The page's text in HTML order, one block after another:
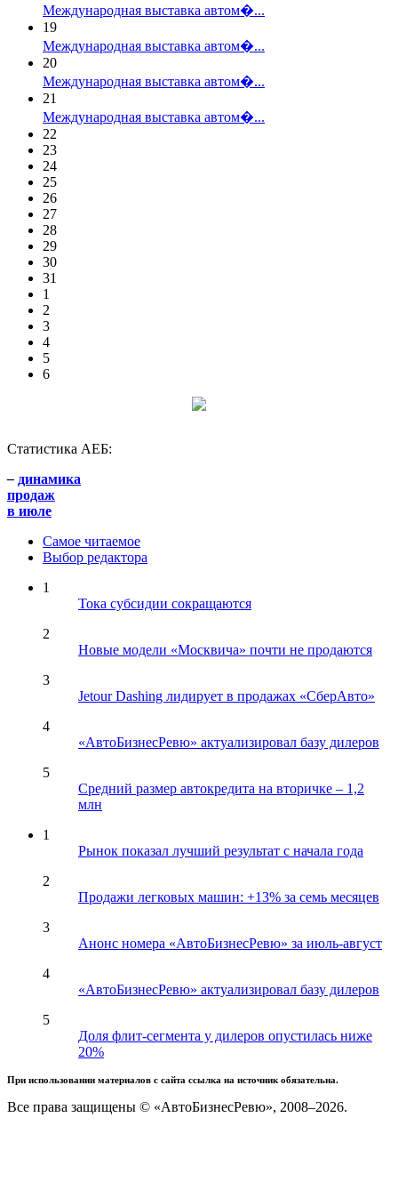
Международная выставка автом�...
19
Международная выставка автом�...
20
Международная выставка автом�...
21
Международная выставка автом�...
22
23
24
25
26
27
28
29
30
31
1
2
3
4
5
6
Статистика АЕБ:
– динамика
продаж
в июле
Самое читаемое
Выбор редактора
1
Тока субсидии сокращаются
2
Новые модели «Москвича» почти не продаются
3
Jetour Dashing лидирует в продажах «СберАвто»
4
«АвтоБизнесРевю» актуализировал базу дилеров
5
Средний размер автокредита на вторичке – 1,2
млн
1
Рынок показал лучший результат с начала года
2
Продажи легковых машин: +13% за семь месяцев
3
Анонс номера «АвтоБизнесРевю» за июль-август
4
«АвтоБизнесРевю» актуализировал базу дилеров
5
Доля флит-сегмента у дилеров опустилась ниже
20%
При использовании материалов с сайта ссылка на источник обязательна.
Все права защищены © «АвтоБизнесРевю», 2008–2026.